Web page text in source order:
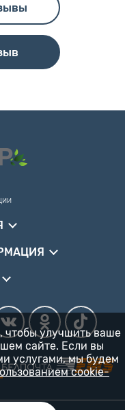
чтобы улучшить ваше
сайте. Если вы
услугами, мы будем
cookie-